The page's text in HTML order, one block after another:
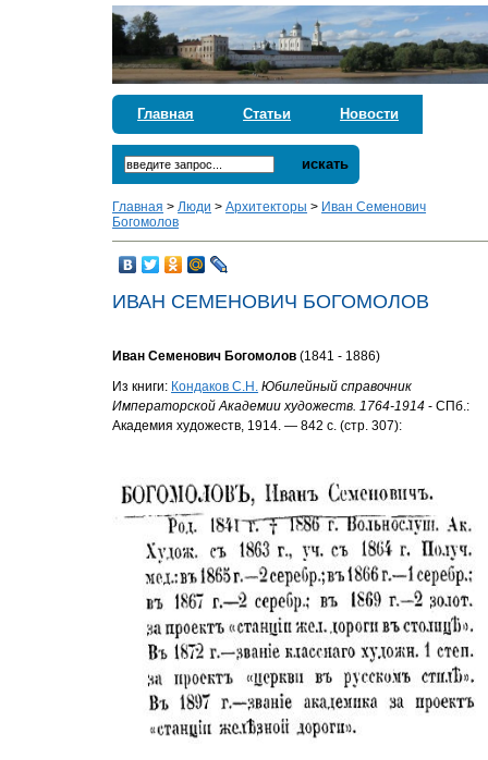
Главная Статьи Новости
искать
Главная >Люди >Архитекторы > Иван Семенович
Богомолов
ИВАН СЕМЕНОВИЧ БОГОМОЛОВ
Иван Семенович Богомолов (1841 - 1886)
Из книги: Кондаков С.Н. Юбилейный справочник
Императорской Академии художеств. 1764-1914- СПб.:
Академия художеств, 1914. — 842 с. (стр. 307):